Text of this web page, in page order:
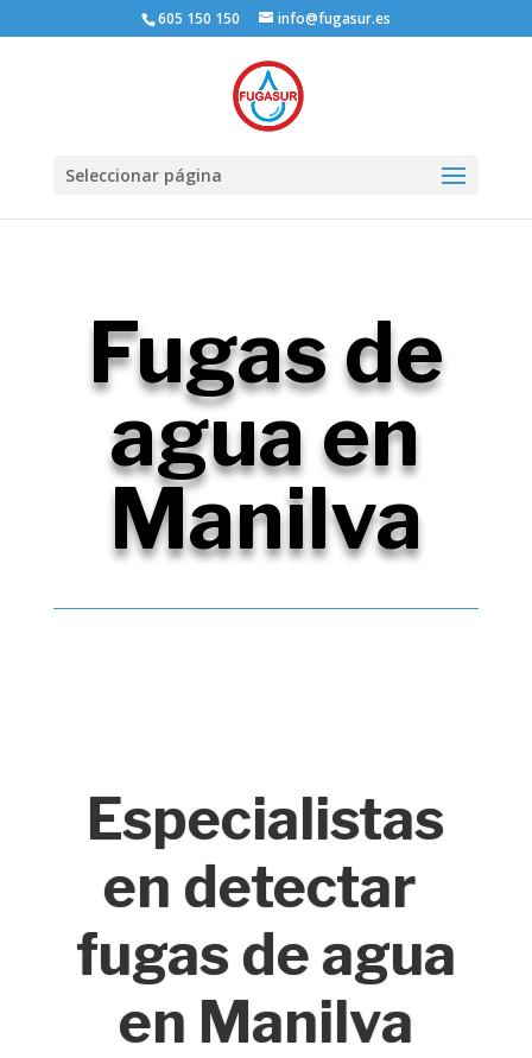
605 150 150 info@fugasur.es
Seleccionar página
Fugas de
agua en
Manilva
Especialistas
en detectar
fugas de agua
en Manilva